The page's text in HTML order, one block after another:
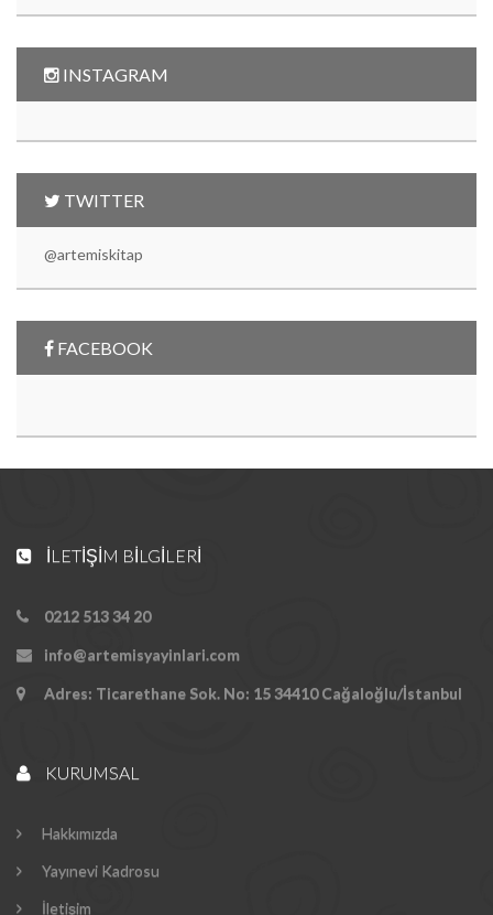
INSTAGRAM
TWITTER
@artemiskitap
FACEBOOK
İLETIŞIM BILGILERI
0212 513 34 20
info@artemisyayinlari.com
Adres: Ticarethane Sok. No: 15 34410 Cağaloğlu/İstanbul
KURUMSAL
Hakkımızda
Yayınevi Kadrosu
İletişim